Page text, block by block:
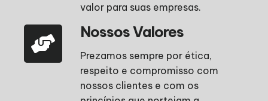
valor para suas empresas.
Nossos Valores
Prezamos sempre por ética,
respeito e compromisso com
nossos clientes e com os